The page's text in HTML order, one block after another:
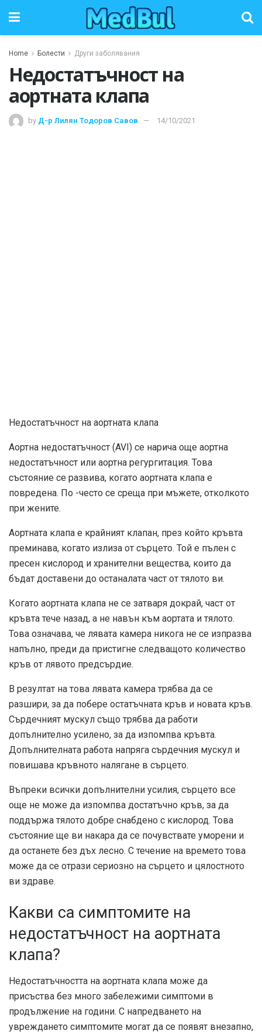
Home Болести Други заболявания
Недостатъчност на
аортната клапа
by Д-р Лилян Тодоров Савов 14/10/2021
Недостатъчност на аортната клапа
Аортна недостатъчност (AVI) се нарича още аортна
недостатъчност или аортна регургитация. Това
състояние се развива, когато аортната клапа е
повредена. По -често се среща при мъжете, отколкото
при жените.
Аортната клапа е крайният клапан, през който кръвта
преминава, когато излиза от сърцето. Той е пълен с
пресен кислород и хранителни вещества, които да
бъдат доставени до останалата част от тялото ви.
Когато аортната клапа не се затваря докрай, част от
кръвта тече назад, а не навън към аортата и тялото.
Това означава, че лявата камера никога не се изпразва
напълно, преди да пристигне следващото количество
кръв от лявото предсърдие.
В резултат на това лявата камера трябва да се
разшири, за да побере остатъчната кръв и новата кръв.
Сърдечният мускул също трябва да работи
допълнително усилено, за да изпомпва кръвта.
Допълнителната работа напряга сърдечния мускул и
повишава кръвното налягане в сърцето.
Въпреки всички допълнителни усилия, сърцето все
още не може да изпомпва достатъчно кръв, за да
поддържа тялото добре снабдено с кислород. Това
състояние ще ви накара да се почувствате уморени и
да останете без дъх лесно. С течение на времето това
може да се отрази сериозно на сърцето и цялостното
ви здраве.
Какви са симптомите на
недостатъчност на аортната
клапа?
Недостатъчността на аортната клапа може да
присъства без много забележими симптоми в
продължение на години. С напредването на
увреждането симптомите могат да се появят внезапно,